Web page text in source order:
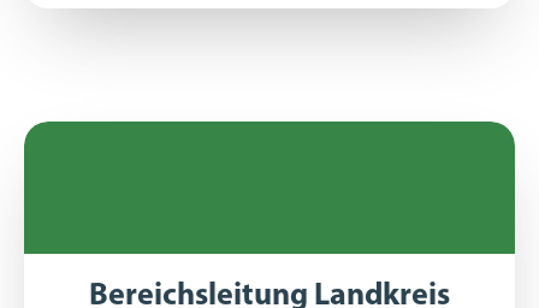
Bereichsleitung Landkreis